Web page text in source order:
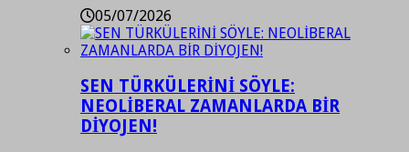
05/07/2026
SEN TÜRKÜLERİNİ SÖYLE:
NEOLİBERAL ZAMANLARDA BİR
DİYOJEN!